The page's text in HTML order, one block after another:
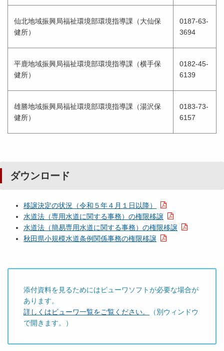
仙北地域振興局福祉環境部環境指導課（大仙保
健所）
0187-63-
3694
平鹿地域振興局福祉環境部環境指導課（横手保
健所）
0182-45-
6139
雄勝地域振興局福祉環境部環境指導課（湯沢保
健所）
0183-73-
6157
ダウンロード
移譲決定の状況（令和５年４月１日以降）
水道法（専用水道に関する事務）の権限移譲
水道法（簡易専用水道に関する事務）の権限移譲
秋田県小規模水道条例関係事務の権限移譲
添付資料を見るためにはビューワソフトが必要な場合が
あります。
詳しくはビューワ一覧をご覧ください。
（別ウィンドウ
で開きます。）